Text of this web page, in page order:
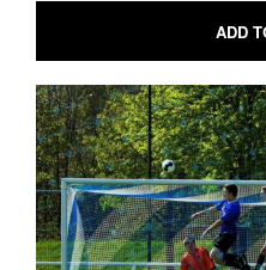
ADD